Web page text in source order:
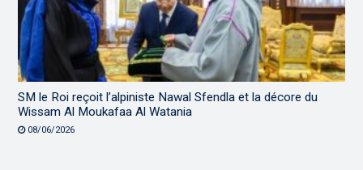
SM le Roi reçoit l’alpiniste Nawal Sfendla et la décore du
Wissam Al Moukafaa Al Watania
08/06/2026